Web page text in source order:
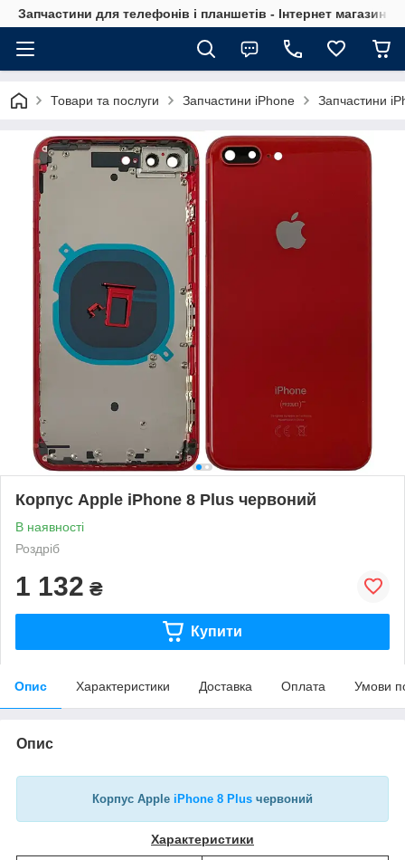
Запчастини для телефонів і планшетів - Інтернет магазин
Товари та послуги Запчастини iPhone Запчастини
Корпус Apple iPhone 8 Plus червоний
В наявності
Роздріб
1 132 ₴
Купити
Опис Характеристики Доставка Оплата Умови
Опис
Корпус Apple iPhone 8 Plus червоний
Характеристики